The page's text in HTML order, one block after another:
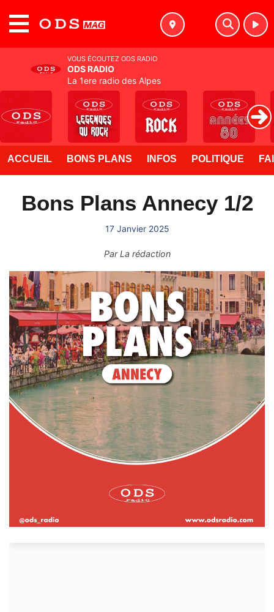
ACCUEIL BONS PLANS INFOS POLITIQUE
Bons Plans Annecy 1/2
17 Janvier 2025
ParLa rédaction
VOUS ÉCOUTEZ ODS RADIO
ODS RADIO
La 1ere radio des Alpes